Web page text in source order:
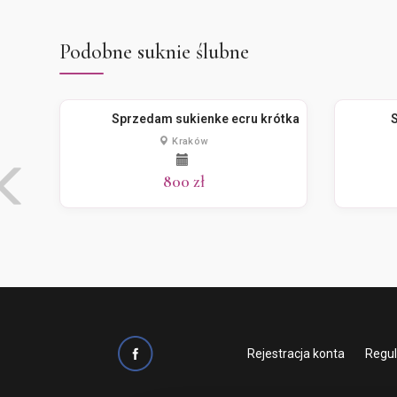
Podobne suknie ślubne
Sprzedam sukienke ecru krótka
Kraków
800 zł
Rejestracja konta